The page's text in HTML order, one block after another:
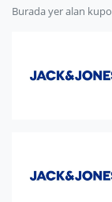
Burada yer alan